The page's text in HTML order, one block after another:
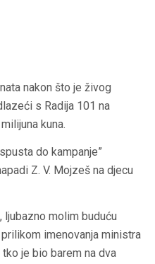
nakon što je živog
s Radija 101 na
kuna.
do kampanje”
Z. V. Mojzeš na djecu
ljubazno molim buduću
imenovanja ministra
je bio barem na dva